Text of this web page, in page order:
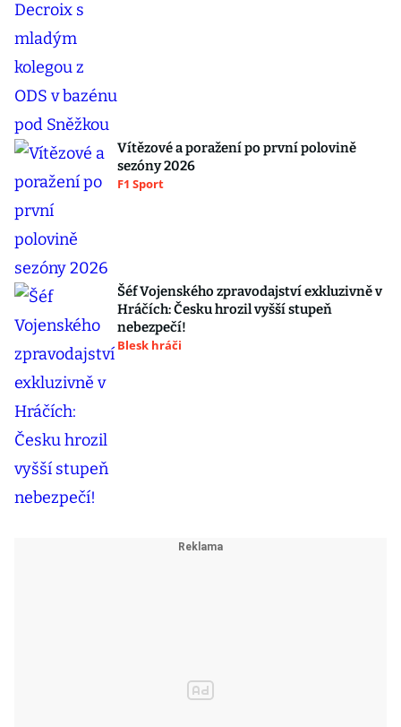
Vítězové a poražení po první polovině
sezóny 2026
F1 Sport
Šéf Vojenského zpravodajství exkluzivně v
Hráčích: Česku hrozil vyšší stupeň
nebezpečí!
Blesk hráči